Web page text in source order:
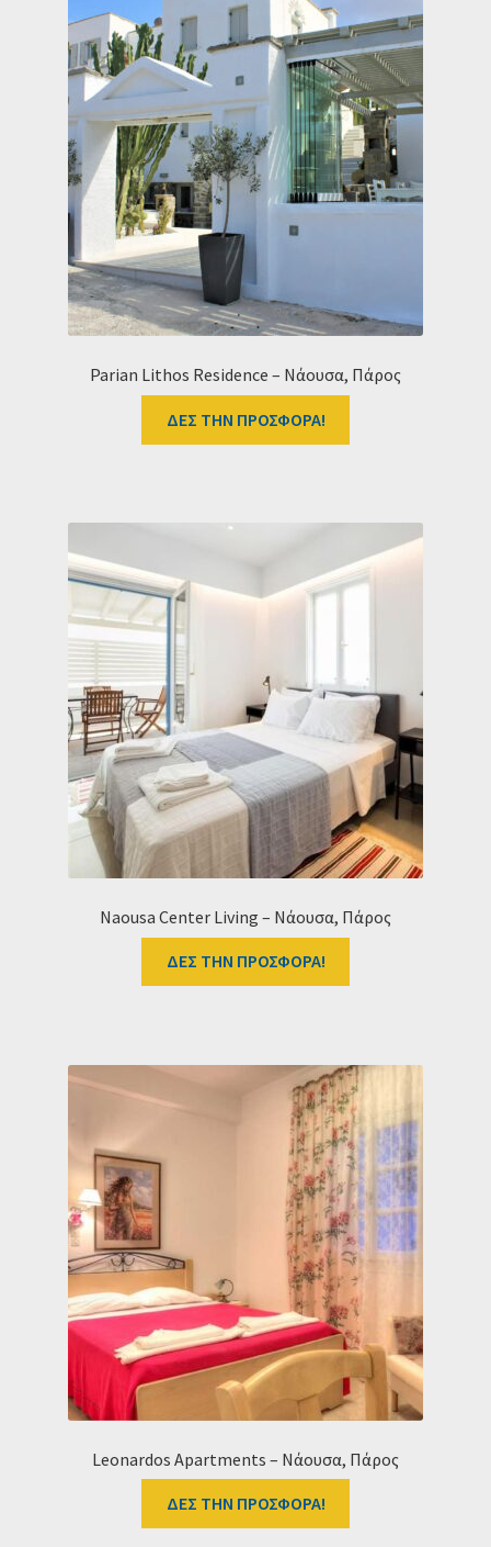
Parian Lithos Residence – Νάουσα, Πάρος
ΔΕΣ ΤΗΝ ΠΡΟΣΦΟΡΑ!
Naousa Center Living – Νάουσα, Πάρος
ΔΕΣ ΤΗΝ ΠΡΟΣΦΟΡΑ!
Leonardos Apartments – Νάουσα, Πάρος
ΔΕΣ ΤΗΝ ΠΡΟΣΦΟΡΑ!